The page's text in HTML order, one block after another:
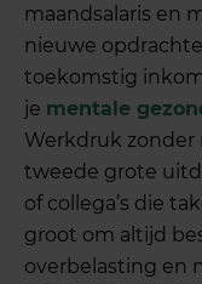
maandsalaris en
nieuwe
toekomstig
je mentale
Werkdruk
tweede grote
of collega’s die
groot om altijd
overbelasting en